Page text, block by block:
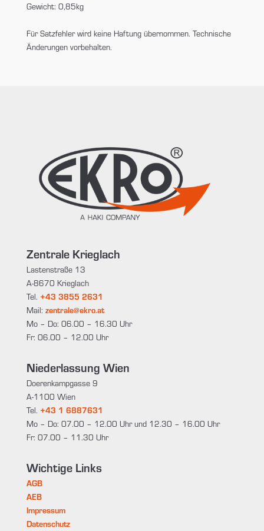
Gewicht: 0,85kg
Für Satzfehler wird keine Haftung übernommen. Technische
Änderungen vorbehalten.
Zentrale Krieglach
Lastenstraße 13
A-8670 Krieglach
Tel. +43 3855 2631
Mail: zentrale@ekro.at
Mo – Do: 06.00 – 16.30 Uhr
Fr: 06.00 – 12.00 Uhr
Niederlassung Wien
Doerenkampgasse 9
A-1100 Wien
Tel. +43 1 6887631
Mo – Do: 07.00 – 12.00 Uhr und 12.30 – 16.00 Uhr
Fr: 07.00 – 11.30 Uhr
Wichtige Links
AGB
AEB
Impressum
Datenschutz